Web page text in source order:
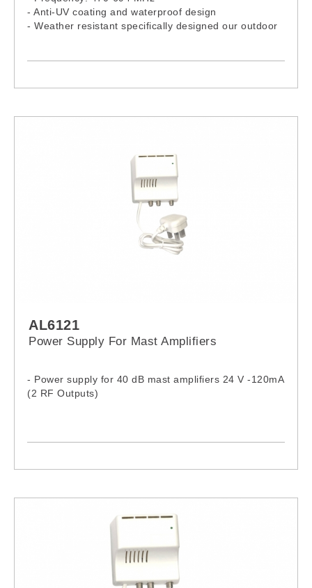
- Anti-UV coating and waterproof design
- Weather resistant specifically designed our outdoor
67x25x19cm (with Antenna Base)
AL6121
Power Supply For Mast Amplifiers
- Power supply for 40 dB mast amplifiers 24 V -120mA
(2 RF Outputs)